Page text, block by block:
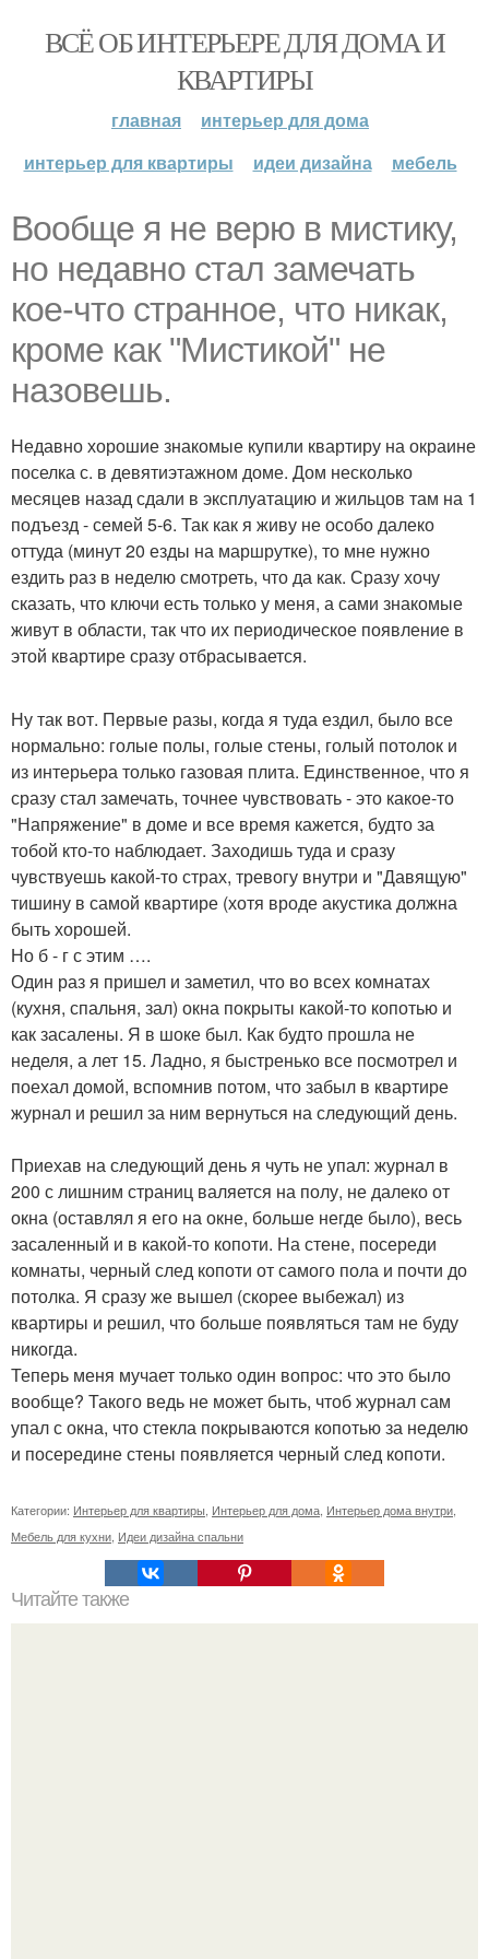
ВСЁ ОБ ИНТЕРЬЕРЕ ДЛЯ ДОМА И
КВАРТИРЫ
главная
интерьер для дома
интерьер для квартиры
идеи дизайна мебель
Вообще я не верю в мистику,
но недавно стал замечать
кое-что странное, что никак,
кроме как "Мистикой" не
назовешь.
Недавно хорошие знакомые купили квартиру на окраине
поселка с. в девятиэтажном доме. Дом несколько
месяцев назад сдали в эксплуатацию и жильцов там на 1
подъезд - семей 5-6. Так как я живу не особо далеко
оттуда (минут 20 езды на маршрутке), то мне нужно
ездить раз в неделю смотреть, что да как. Сразу хочу
сказать, что ключи есть только у меня, а сами знакомые
живут в области, так что их периодическое появление в
этой квартире сразу отбрасывается.
Ну так вот. Первые разы, когда я туда ездил, было все
нормально: голые полы, голые стены, голый потолок и
из интерьера только газовая плита. Единственное, что я
сразу стал замечать, точнее чувствовать - это какое-то
"Напряжение" в доме и все время кажется, будто за
тобой кто-то наблюдает. Заходишь туда и сразу
чувствуешь какой-то страх, тревогу внутри и "Давящую"
тишину в самой квартире (хотя вроде акустика должна
быть хорошей.
Но б - г с этим ….
Один раз я пришел и заметил, что во всех комнатах
(кухня, спальня, зал) окна покрыты какой-то копотью и
как засалены. Я в шоке был. Как будто прошла не
неделя, а лет 15. Ладно, я быстренько все посмотрел и
поехал домой, вспомнив потом, что забыл в квартире
журнал и решил за ним вернуться на следующий день.
Приехав на следующий день я чуть не упал: журнал в
200 с лишним страниц валяется на полу, не далеко от
окна (оставлял я его на окне, больше негде было), весь
засаленный и в какой-то копоти. На стене, посереди
комнаты, черный след копоти от самого пола и почти до
потолка. Я сразу же вышел (скорее выбежал) из
квартиры и решил, что больше появляться там не буду
никогда.
Теперь меня мучает только один вопрос: что это было
вообще? Такого ведь не может быть, чтоб журнал сам
упал с окна, что стекла покрываются копотью за неделю
и посередине стены появляется черный след копоти.
Категории: Интерьер для квартиры Интерьер для дома Интерьер дома внутри
Мебель для кухни Идеи дизайна спальни
Читайте также